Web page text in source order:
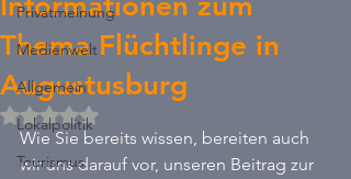
Privatmeinung
Medienwelt
Allgemein
Lokalpolitik
Tourismus
Thema Flüchtlinge in
Augustusburg
Mit NaN von 5 Sternen bewertet.
Wie Sie bereits wissen, bereiten auch
wir uns darauf vor, unseren Beitrag zur